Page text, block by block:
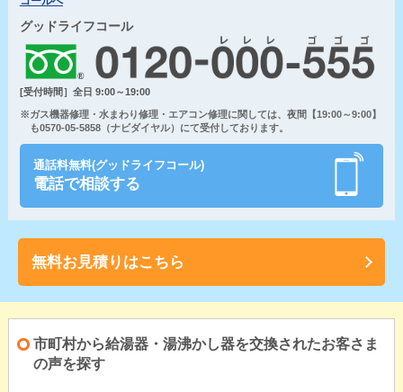
グッドライフコール
[受付時間］全日 9:00～19:00
※ガス機器修理・水まわり修理・エアコン修理に関しては、夜間【19:00～9:00】
も0570-05-5858（ナビダイヤル）にて受付しております。
通話料無料(グッドライフコール)
電話で相談する
無料お見積りはこちら
市町村から給湯器・湯沸かし器を交換されたお客さま
の声を探す